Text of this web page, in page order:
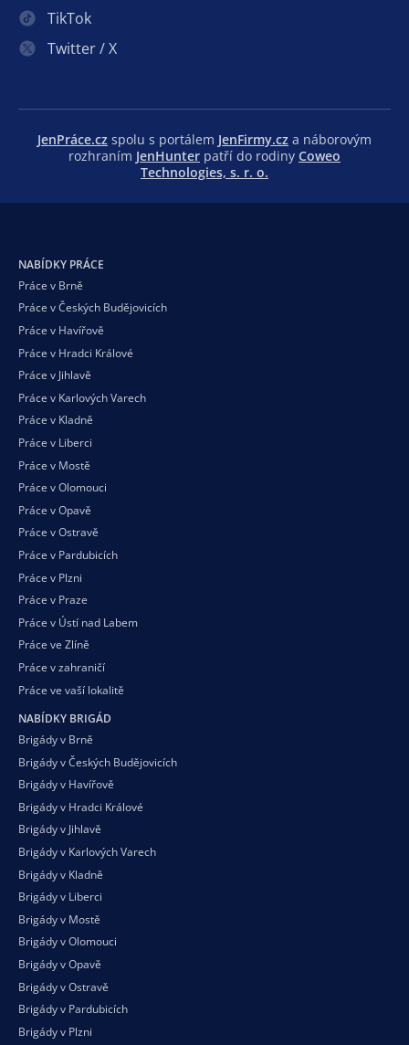
TikTok
Twitter / X
JenPráce.cz spolu s portálem JenFirmy.cz a náborovým
rozhraním JenHunter patří do rodiny Coweo
Technologies, s. r. o.
NABÍDKY PRÁCE
Práce v Brně
Práce v Českých Budějovicích
Práce v Havířově
Práce v Hradci Králové
Práce v Jihlavě
Práce v Karlových Varech
Práce v Kladně
Práce v Liberci
Práce v Mostě
Práce v Olomouci
Práce v Opavě
Práce v Ostravě
Práce v Pardubicích
Práce v Plzni
Práce v Praze
Práce v Ústí nad Labem
Práce ve Zlíně
Práce v zahraničí
Práce ve vaší lokalitě
NABÍDKY BRIGÁD
Brigády v Brně
Brigády v Českých Budějovicích
Brigády v Havířově
Brigády v Hradci Králové
Brigády v Jihlavě
Brigády v Karlových Varech
Brigády v Kladně
Brigády v Liberci
Brigády v Mostě
Brigády v Olomouci
Brigády v Opavě
Brigády v Ostravě
Brigády v Pardubicích
Brigády v Plzni